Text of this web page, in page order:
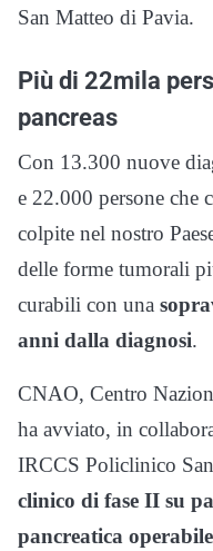
San Matteo di Pavia.
Più di 22mila
pancreas
Con 13.300 nuove
e 22.000 persone che
colpite nel nostro
delle forme tumorali
curabili con una
anni dalla diagnosi.
CNAO, Centro
ha avviato, in
IRCCS Policlinico
clinico di fase II su
pancreatica operabile